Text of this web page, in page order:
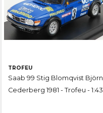
TROFEU
Saab 99 Stig Blomqvist Björn
Cederberg 1981 - Trofeu - 1:43